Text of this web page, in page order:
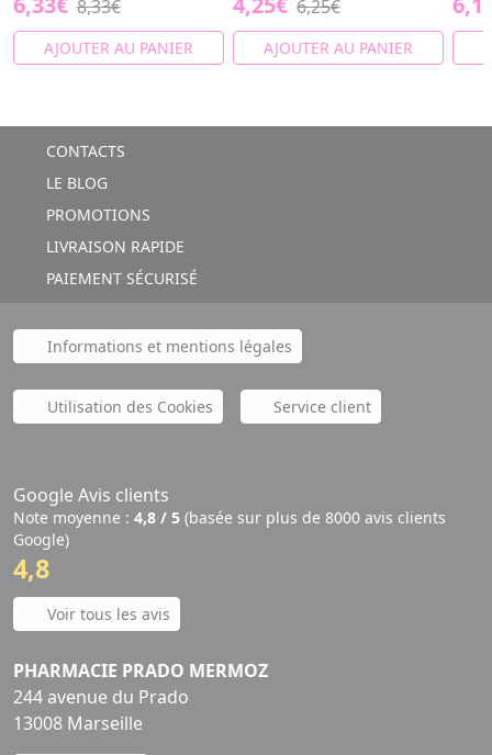
8,33€
AJOUTER AU PANIER
6,25€
AJOUTER AU PANIER
CONTACTS
LE BLOG
PROMOTIONS
LIVRAISON RAPIDE
PAIEMENT SÉCURISÉ
Informations et mentions légales
Utilisation des Cookies Service client
Google Avis clients
Note moyenne : 4,8 / 5 (basée sur plus de 8000 avis clients
Google)
4,8
Voir tous les avis
PHARMACIE PRADO MERMOZ
244 avenue du Prado
13008 Marseille